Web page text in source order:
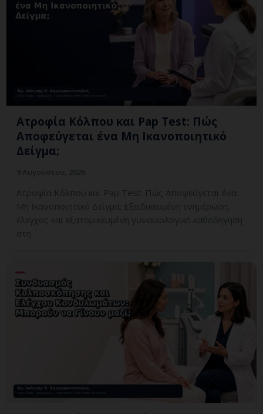
Ατροφία Κόλπου και Pap Test: Πώς
Αποφεύγεται ένα Μη Ικανοποιητικό
Δείγμα;
Ατροφία Κόλπου και Pap Test: Πώς Αποφεύγεται ένα
Μη Ικανοποιητικό Δείγμα; Εξειδικευμένη ενημέρωση,
έλεγχος και εξατομικευμένη γυναικολογική καθοδήγηση
στη